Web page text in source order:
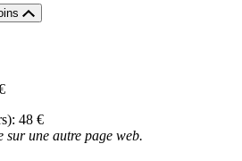
48 €
sur une autre page web.